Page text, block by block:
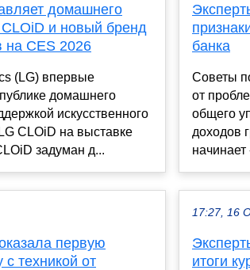
домашнего
и новый бренд
на CES 2026
(LG) впервые
домашнего
искусственного
CLOiD на выставке
задуман д...
первую
с техникой от
банка
Советы
от
общего
доходов
17:27, 16
итоги